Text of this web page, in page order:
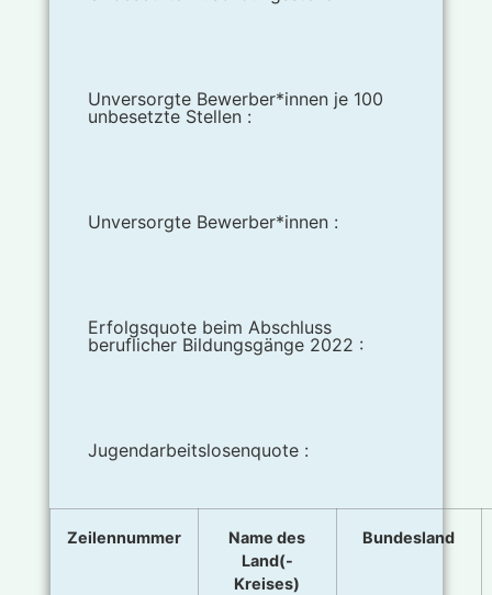
Unversorgte Bewerber*innen je 100
unbesetzte Stellen :
Unversorgte Bewerber*innen :
Erfolgsquote beim Abschluss
beruflicher Bildungsgänge 2022 :
Jugendarbeitslosenquote :
Zeilennummer
Name des
Land(-
Kreises)
Bundesland